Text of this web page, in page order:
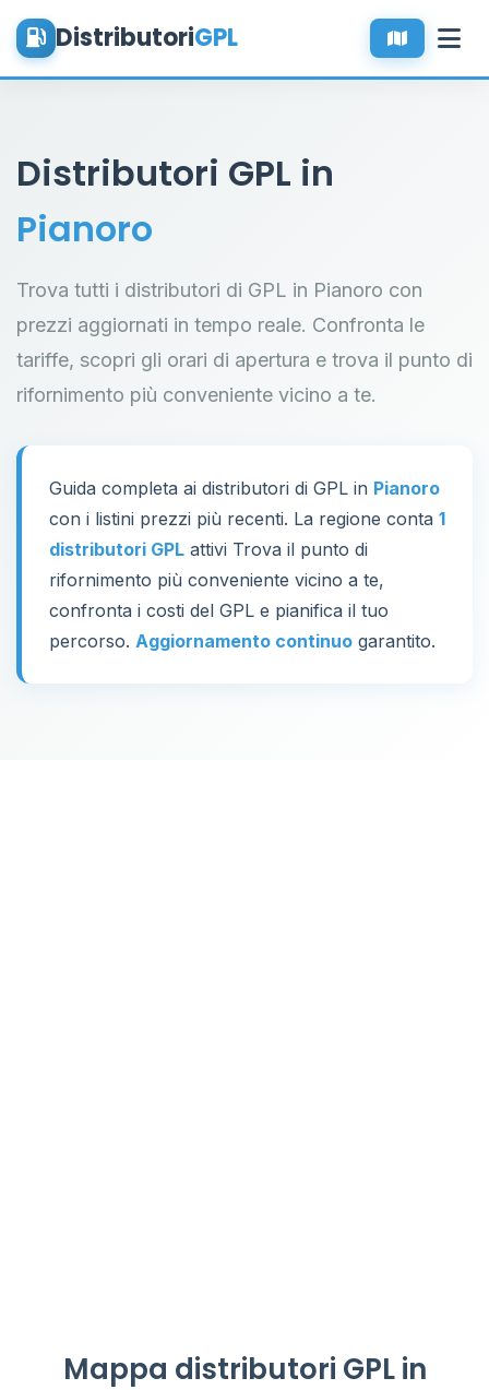
DistributoriGPL
Distributori GPL in
Pianoro
Trova tutti i distributori di GPL in Pianoro con
prezzi aggiornati in tempo reale. Confronta le
tariffe, scopri gli orari di apertura e trova il punto di
rifornimento più conveniente vicino a te.
Guida completa ai distributori di GPL in Pianoro
con i listini prezzi più recenti. La regione conta 1
distributori GPL attivi Trova il punto di
rifornimento più conveniente vicino a te,
confronta i costi del GPL e pianifica il tuo
percorso. Aggiornamento continuo garantito.
Mappa distributori GPL in